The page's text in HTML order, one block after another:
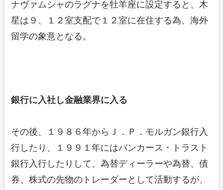
ナヴァムシャのラグナを牡羊座に設定すると、木
星は９、１２室支配で１２室に在住する為、海外
留学の象意となる。
銀行に入社し金融業界に入る
その後、１９８６年からＪ．Ｐ．モルガン銀行入
行したり、１９９１年にはバンカース・トラスト
銀行入行したりして、為替ディーラーや為替、債
券、株式の先物のトレーダーとして活動するが、